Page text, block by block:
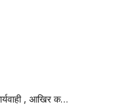
, आखिर क…